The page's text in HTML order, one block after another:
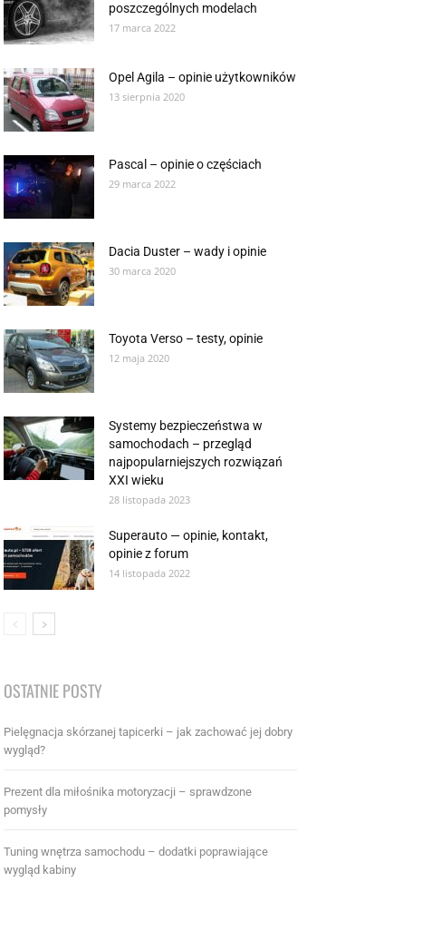
poszczególnych modelach
17 marca 2022
Opel Agila – opinie użytkowników
13 sierpnia 2020
Pascal – opinie o częściach
29 marca 2022
Dacia Duster – wady i opinie
30 marca 2020
Toyota Verso – testy, opinie
12 maja 2020
Systemy bezpieczeństwa w
samochodach – przegląd
najpopularniejszych rozwiązań
XXI wieku
28 listopada 2023
Superauto — opinie, kontakt,
opinie z forum
14 listopada 2022
OSTATNIE POSTY
Pielęgnacja skórzanej tapicerki – jak zachować jej dobry
wygląd?
Prezent dla miłośnika motoryzacji – sprawdzone
pomysły
Tuning wnętrza samochodu – dodatki poprawiające
wygląd kabiny